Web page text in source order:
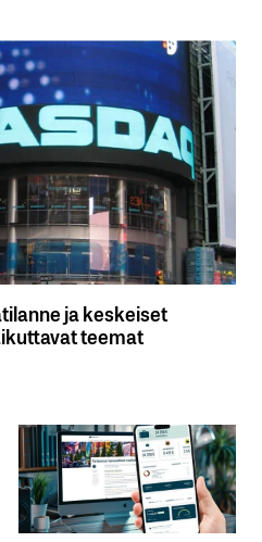
ja keskeiset
teemat